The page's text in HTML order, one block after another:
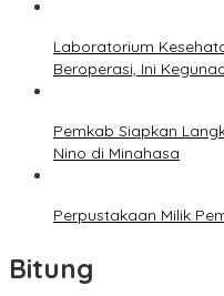
Laboratorium
Beroperasi, Ini
Pemkab Siapkan
Nino di Minahasa
Perpustakaan Milik
Bitung